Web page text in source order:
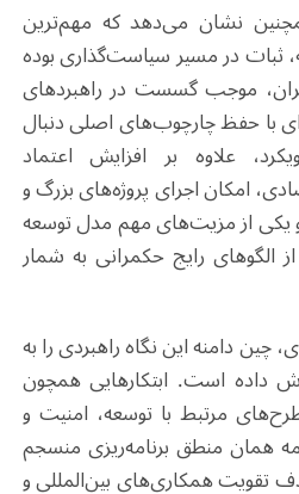
نشان می‌دهد که مهم‌ترین
ثبات در مسیر سیاست‌گذاری بوده
موجب گسست در راهبردهای
با حفظ چارچوب‌های اصلی دنبال
علاوه بر افزایش اعتماد
امکان اجرای پروژه‌های بزرگ و
و یکی از مزیت‌های مهم مدل توسعه
الگوهای رایج حکمرانی به شمار
چین دامنه این نگاه راهبردی را به
داده است. ابتکارهایی همچون
مرتبط با توسعه، امنیت و
همان منطق برنامه‌ریزی منسجم
تقویت همکاری‌های بین‌المللی و